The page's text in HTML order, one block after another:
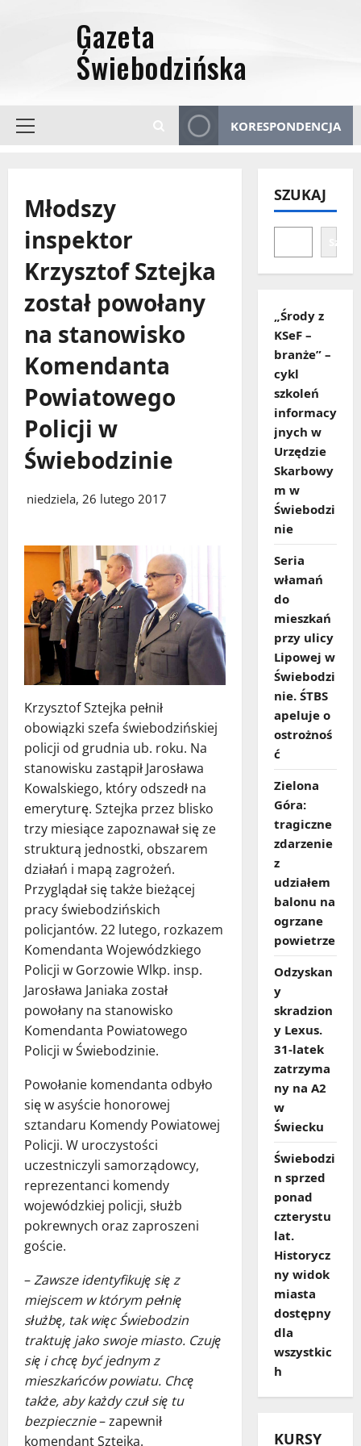
Menu
KORESPONDENCJA
Młodszy
inspektor
Krzysztof Sztejka
został powołany
na stanowisko
Komendanta
Powiatowego
Policji w
Świebodzinie
niedziela, 26 lutego 2017
Krzysztof Sztejka pełnił
obowiązki szefa świebodzińskiej
policji od grudnia ub. roku. Na
stanowisku zastąpił Jarosława
Kowalskiego, który odszedł na
emeryturę. Sztejka przez blisko
trzy miesiące zapoznawał się ze
strukturą jednostki, obszarem
działań i mapą zagrożeń.
Przyglądał się także bieżącej
pracy świebodzińskich
policjantów. 22 lutego, rozkazem
Komendanta Wojewódzkiego
Policji w Gorzowie Wlkp. insp.
Jarosława Janiaka został
powołany na stanowisko
Komendanta Powiatowego
Policji w Świebodzinie.
Powołanie komendanta odbyło
się w asyście honorowej
sztandaru Komendy Powiatowej
Policji. W uroczystości
uczestniczyli samorządowcy,
reprezentanci komendy
wojewódzkiej policji, służb
pokrewnych oraz zaproszeni
goście.
–Zawsze identyfikuję się z
miejscem w którym pełnię
służbę, tak więc Świebodzin
traktuję jako swoje miasto. Czuję
się i chcę być jednym z
mieszkańców powiatu. Chcę
także, aby każdy czuł się tu
bezpiecznie– zapewnił
komendant Sztejka.
SZUKAJ
„Środy z
KSeF –
branże” –
cykl
szkoleń
informacy
jnych w
Urzędzie
Skarbowy
m w
Świebodzi
nie
Seria
włamań
do
mieszkań
przy ulicy
Lipowej w
Świebodzi
nie. ŚTBS
apeluje o
ostrożnoś
ć
Zielona
Góra:
tragiczne
zdarzenie
z
udziałem
balonu na
ogrzane
powietrze
Odzyskan
y
skradzion
y Lexus.
31‑latek
zatrzyma
ny na A2
w
Świecku
Świebodzi
n sprzed
ponad
czterystu
lat.
Historycz
ny widok
miasta
dostępny
dla
wszystkic
h
KURSY